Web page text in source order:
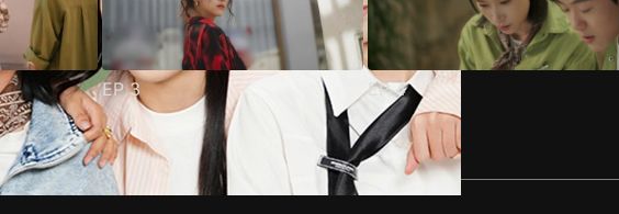
EP3 EP4